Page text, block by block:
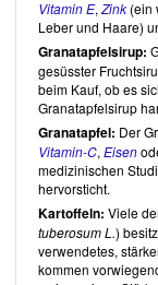
Gericht, die sowohl
hilfreich sind.
Orient trifft vegan
beiAmazon
Über die
Die in Schwaben
Gastarbeiters und
orienttrifftveganhat
Küche des Orients
Inhalt des
Orient trifft vegan
KapitelMein
Vitamin E, Zink (ein
Leber und Haare)
Granatapfelsirup:
gesüsster
beim Kauf, ob es
Granatapfelsirup
Granatapfel: Der
Vitamin-C, Eisen
medizinischen
hervorsticht.
Kartoffeln: Viele
tuberosum L.)
verwendetes,
kommen